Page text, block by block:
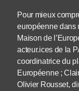
Pour mieux
européenne dans
Maison de
acteur.ices de la
coordinatrice du
Européenne ;
Olivier Rousset,